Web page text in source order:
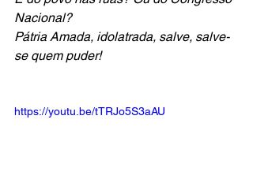
Nacional?
Pátria Amada, idolatrada, salve, salve-
se quem puder!
https://youtu.be/tTRJo5S3aAU